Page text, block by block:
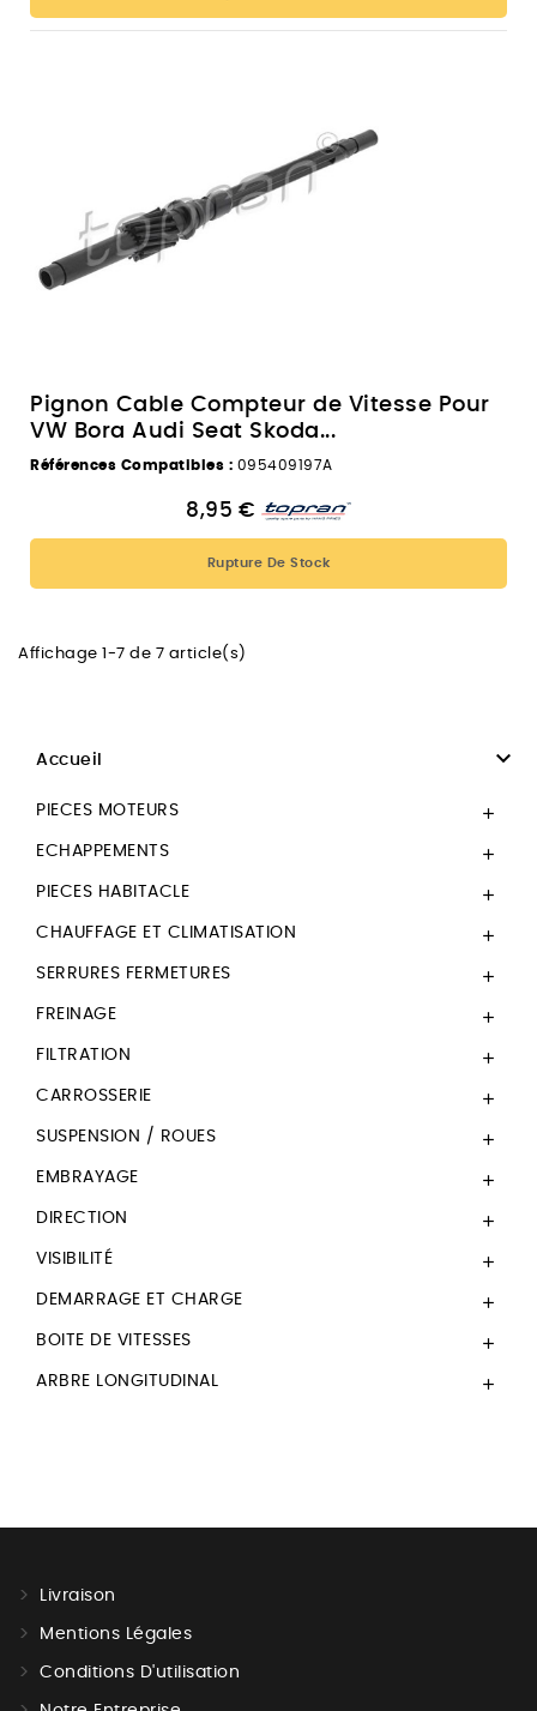
Pignon Cable Compteur de Vitesse Pour
VW Bora Audi Seat Skoda...
Références Compatibles : 095409197A
8,95 €
Rupture De Stock
Affichage 1-7 de 7 article(s)
Accueil 
PIECES MOTEURS 
ECHAPPEMENTS 
PIECES HABITACLE 
CHAUFFAGE ET CLIMATISATION 
SERRURES FERMETURES 
FREINAGE 
FILTRATION 
CARROSSERIE 
SUSPENSION / ROUES 
EMBRAYAGE 
DIRECTION 
VISIBILITÉ 
DEMARRAGE ET CHARGE 
BOITE DE VITESSES 
ARBRE LONGITUDINAL 
Livraison
Mentions Légales
Conditions D'utilisation